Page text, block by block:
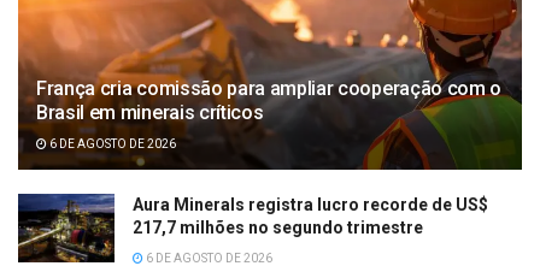
França cria comissão para ampliar cooperação com o
Brasil em minerais críticos
6 DE AGOSTO DE 2026
Aura Minerals registra lucro recorde de US$
217,7 milhões no segundo trimestre
6 DE AGOSTO DE 2026